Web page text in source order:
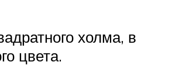
холма, в
цвета.